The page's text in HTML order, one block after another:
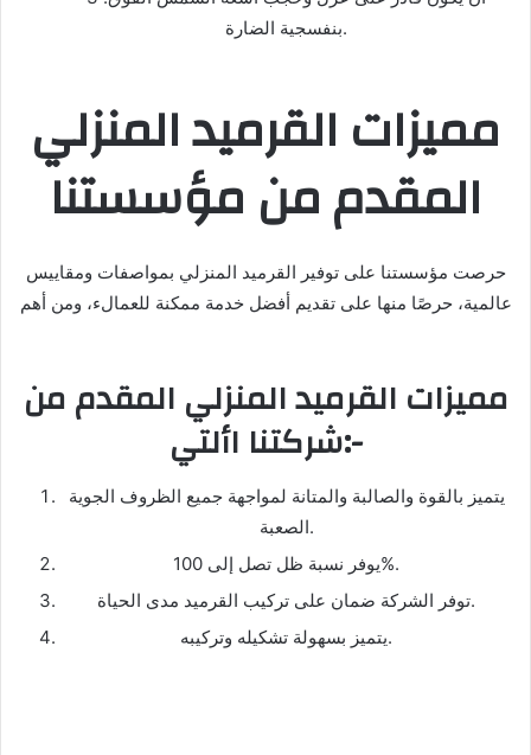
بنفسجية الضارة.
مميزات القرميد المنزلي
المقدم من مؤسستنا
حرصت مؤسستنا على توفير القرميد المنزلي بمواصفات ومقاييس
عالمية، حرصًا منها على تقديم أفضل خدمة ممكنة للعمالء، ومن أهم
مميزات القرميد المنزلي المقدم من
شركتنا األتي:-
يتميز بالقوة والصالبة والمتانة لمواجهة جميع الظروف الجوية
الصعبة.
يوفر نسبة ظل تصل إلى 100%.
توفر الشركة ضمان على تركيب القرميد مدى الحياة.
يتميز بسهولة تشكيله وتركيبه.